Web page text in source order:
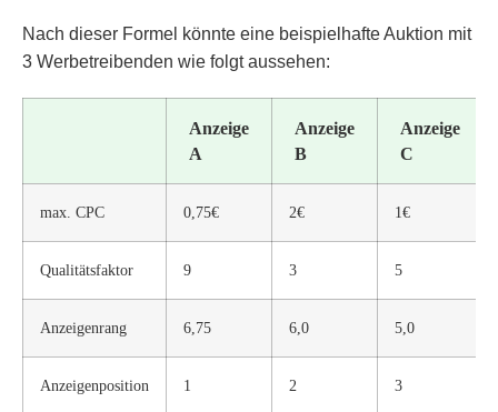
Nach dieser Formel könnte eine beispielhafte Auktion mit
3 Werbetreibenden wie folgt aussehen:
Anzeige
A
Anzeige
B
Anzeige
C
max. CPC 0,75€ 2€ 1€
Qualitätsfaktor 9 3 5
Anzeigenrang 6,75 6,0 5,0
Anzeigenposition 1 2 3